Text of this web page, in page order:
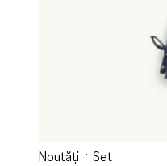
Noutăți
Set